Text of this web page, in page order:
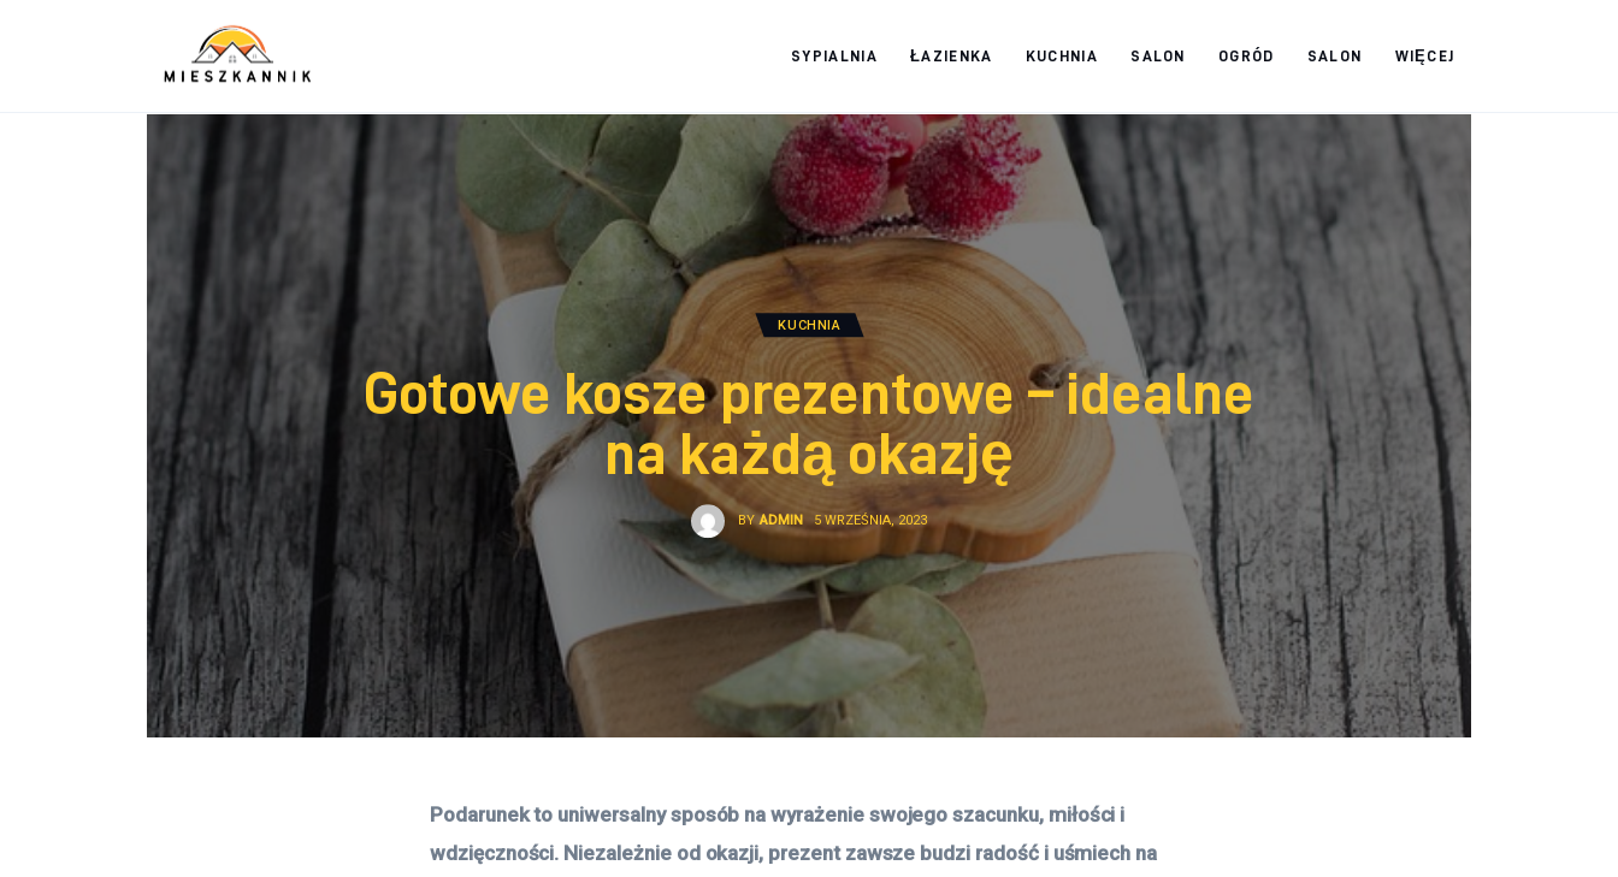
SYPIALNIA ŁAZIENKA KUCHNIA SALON OGRÓD SALON WIĘCEJ
KUCHNIA
Gotowe kosze prezentowe – idealne
na każdą okazję
BY ADMIN 5 WRZEŚNIA, 2023
Podarunek to uniwersalny sposób na wyrażenie swojego szacunku, miłości i
wdzięczności. Niezależnie od okazji, prezent zawsze budzi radość i uśmiech na